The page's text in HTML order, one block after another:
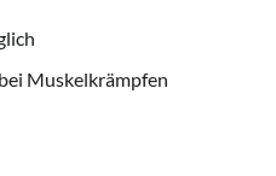
Muskelkrämpfen